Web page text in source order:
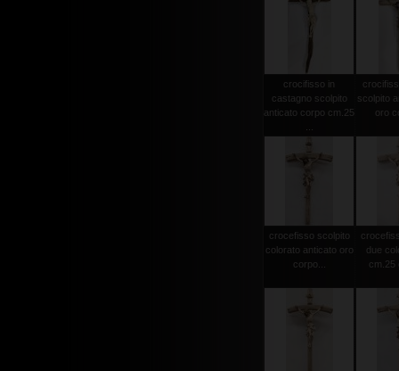
crocifisso in
castagno scolpito
anticato corpo cm.25
scolpito
oro
crocefisso scolpito
colorato anticato oro
corpo...
due
cm.25